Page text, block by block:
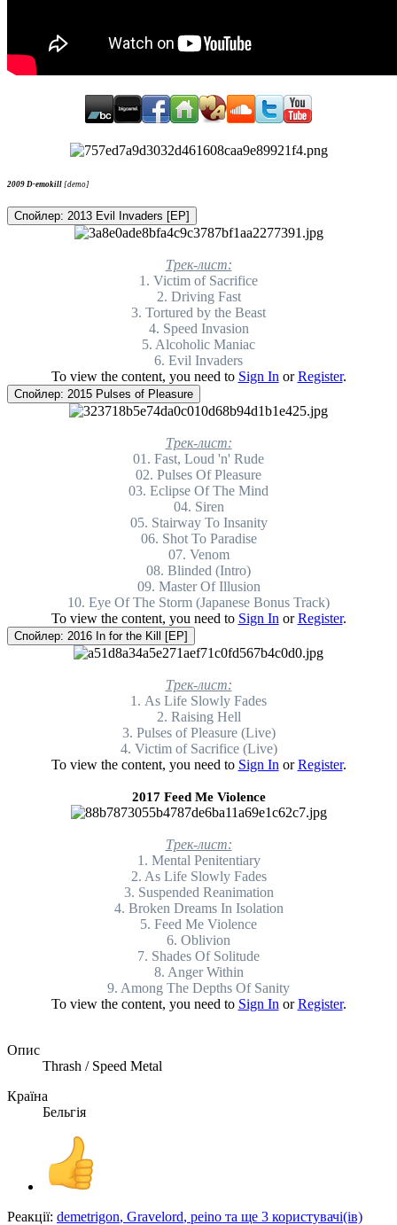
2009 D-emokill [demo]
Спойлер: 2013 Evil Invaders [EP]
Трек-лист:
1. Victim of Sacrifice
2. Driving Fast
3. Tortured by the Beast
4. Speed Invasion
5. Alcoholic Maniac
6. Evil Invaders
To view the content, you need to Sign In orRegister.
Спойлер: 2015 Pulses of Pleasure
Трек-лист:
01. Fast, Loud 'n' Rude
02. Pulses Of Pleasure
03. Eclipse Of The Mind
04. Siren
05. Stairway To Insanity
06. Shot To Paradise
07. Venom
08. Blinded (Intro)
09. Master Of Illusion
10. Eye Of The Storm (Japanese Bonus Track)
To view the content, you need to Sign In orRegister.
Спойлер: 2016 In for the Kill [EP]
Трек-лист:
1. As Life Slowly Fades
2. Raising Hell
3. Pulses of Pleasure (Live)
4. Victim of Sacrifice (Live)
To view the content, you need to Sign In orRegister.
2017 Feed Me Violence
Трек-лист:
1. Mental Penitentiary
2. As Life Slowly Fades
3. Suspended Reanimation
4. Broken Dreams In Isolation
5. Feed Me Violence
6. Oblivion
7. Shades Of Solitude
8. Anger Within
9. Among The Depths Of Sanity
To view the content, you need to Sign In orRegister.
Опис
Thrash / Speed Metal
Країна
Бельгія
Реакції: demetrigon, Gravelord, peino та ще 3 користувачі(ів)